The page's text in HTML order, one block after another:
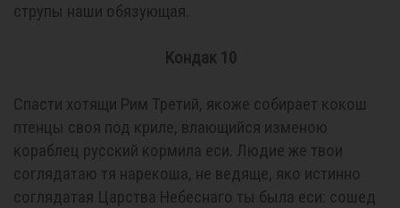
струпы наши обязующая.
Кондак 10
Спасти хотящи Рим Третий, якоже собирает кокош
птенцы своя под криле, влающийся изменою
кораблец русский кормила еси. Людие же твои
соглядатаю тя нарекоша, не ведяще, яко истинно
соглядатая Царства Небеснаго ты была еси: сошед